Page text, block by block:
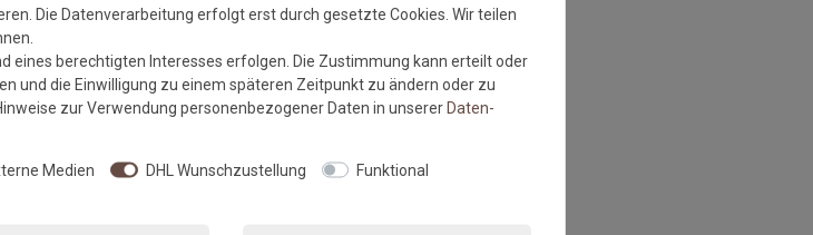
Die Datenverarbeitung erfolgt erst durch gesetzte Cookies. Wir teilen
eines berechtigten Interesses erfolgen. Die Zustimmung kann erteilt oder
und die Einwilligung zu einem späteren Zeitpunkt zu ändern oder zu
zur Verwendung personenbezogener Daten in unsererDaten­
Medien DHL Wunschzustellung Funktional